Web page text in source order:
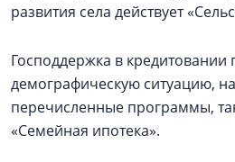
развития села действует
Господдержка в кредитовании
демографическую ситуацию,
перечисленные программы,
«Семейная ипотека».